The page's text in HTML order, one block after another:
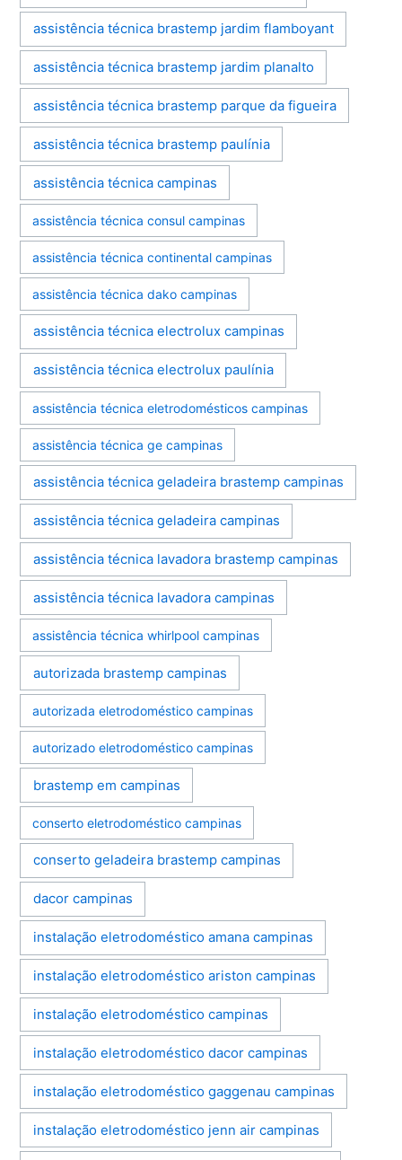
assistência técnica brastemp jardim flamboyant
assistência técnica brastemp jardim planalto
assistência técnica brastemp parque da figueira
assistência técnica brastemp paulínia
assistência técnica campinas
assistência técnica consul campinas
assistência técnica continental campinas
assistência técnica dako campinas
assistência técnica electrolux campinas
assistência técnica electrolux paulínia
assistência técnica eletrodomésticos campinas
assistência técnica ge campinas
assistência técnica geladeira brastemp campinas
assistência técnica geladeira campinas
assistência técnica lavadora brastemp campinas
assistência técnica lavadora campinas
assistência técnica whirlpool campinas
autorizada brastemp campinas
autorizada eletrodoméstico campinas
autorizado eletrodoméstico campinas
brastemp em campinas
conserto eletrodoméstico campinas
conserto geladeira brastemp campinas
dacor campinas
instalação eletrodoméstico amana campinas
instalação eletrodoméstico ariston campinas
instalação eletrodoméstico campinas
instalação eletrodoméstico dacor campinas
instalação eletrodoméstico gaggenau campinas
instalação eletrodoméstico jenn air campinas